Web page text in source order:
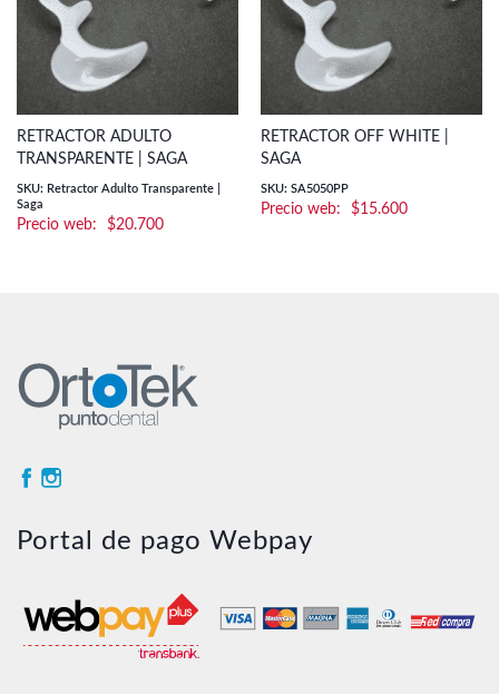
RETRACTOR ADULTO
TRANSPARENTE | SAGA
SKU: Retractor Adulto Transparente |
Saga
$20.700
RETRACTOR OFF WHITE |
SAGA
SKU: SA5050PP
$15.600
Portal de pago Webpay